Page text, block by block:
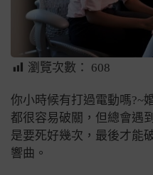
瀏覽次數： 608
你小時候有打過電動嗎?~
都很容易破關，但總會遇
是要死好幾次，最後才能
響曲。